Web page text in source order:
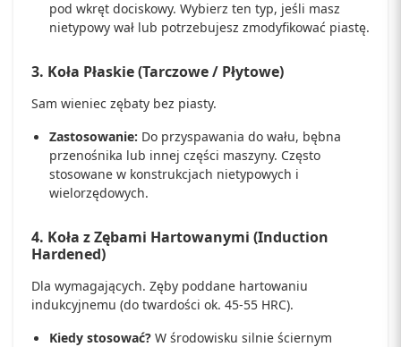
pod wkręt dociskowy. Wybierz ten typ, jeśli masz
nietypowy wał lub potrzebujesz zmodyfikować piastę.
3. Koła Płaskie (Tarczowe / Płytowe)
Sam wieniec zębaty bez piasty.
Zastosowanie: Do przyspawania do wału, bębna
przenośnika lub innej części maszyny. Często
stosowane w konstrukcjach nietypowych i
wielorzędowych.
4. Koła z Zębami Hartowanymi (Induction
Hardened)
Dla wymagających. Zęby poddane hartowaniu
indukcyjnemu (do twardości ok. 45-55 HRC).
Kiedy stosować? W środowisku silnie ściernym